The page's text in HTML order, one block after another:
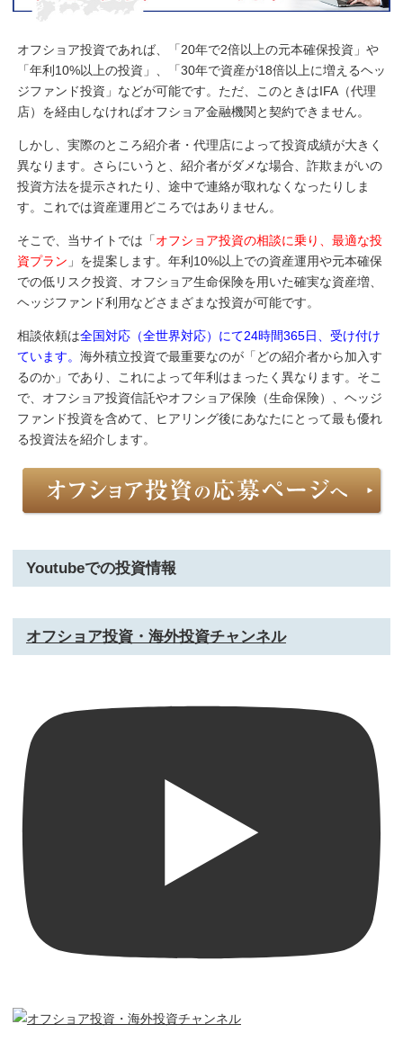
オフショア投資であれば、「20年で2倍以上の元本確保投資」や
「年利10%以上の投資」、「30年で資産が18倍以上に増えるヘッ
ジファンド投資」などが可能です。ただ、このときはIFA（代理
店）を経由しなければオフショア金融機関と契約できません。
しかし、実際のところ紹介者・代理店によって投資成績が大きく
異なります。さらにいうと、紹介者がダメな場合、詐欺まがいの
投資方法を提示されたり、途中で連絡が取れなくなったりしま
す。これでは資産運用どころではありません。
そこで、当サイトでは「オフショア投資の相談に乗り、最適な投
資プラン 」を提案します。年利10%以上での資産運用や元本確保
での低リスク投資、オフショア生命保険を用いた確実な資産増、
ヘッジファンド利用などさまざまな投資が可能です。
相談依頼は全国対応（全世界対応）にて24時間365日、受け付け
ています。 海外積立投資で最重要なのが「どの紹介者から加入す
るのか」であり、これによって年利はまったく異なります。そこ
で、オフショア投資信託やオフショア保険（生命保険）、ヘッジ
ファンド投資を含めて、ヒアリング後にあなたにとって最も優れ
る投資法を紹介します。
Youtubeでの投資情報
オフショア投資・海外投資チャンネル